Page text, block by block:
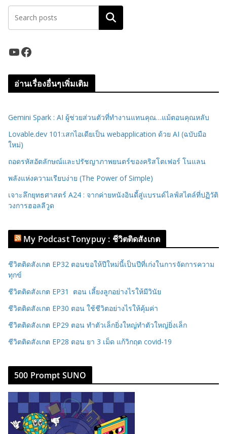
ค้นหา
YouTube Facebook
อ่านเรื่องอื่นๆเพิ่มเติม
Gemini Spark : AI ผู้ช่วยส่วนตัวที่ทำงานแทนคุณ…แม้ตอนคุณหลับ
Lovable.dev 101:เสกไอเดียเป็น webapplication ด้วย AI (ฉบับมือ
ใหม่)
ถอดรหัสอัตลักษณ์และปรัชญาภาพยนตร์ของคริสโตเฟอร์ โนแลน
พลังแห่งความเรียบง่าย (The Power of Simple)
เจาะลึกยุทธศาสตร์ A24 : จากค่ายหนังอินดี้สู่แบรนด์ไลฟ์สไตล์ที่ปฏิวัติ
วงการฮอลลีวูด
My Podcast Tonypuy : ชีวิตติดสังเกต
ชีวิตติดสังเกต EP32 ตอนขอให้ปีใหม่นี้เป็นปีที่เก่งในการจัดการความ
ทุกข์
ชีวิตติดสังเกต EP31 ตอน เลี้ยงลูกอย่างไรให้มีวินัย
ชีวิตติดสังเกต EP30 ตอน ใช้ชีวิตอย่างไรให้คุ้มค่า
ชีวิตติดสังเกต EP29 ตอน ทำตัวเล็กยิ่งใหญ่ทำตัวใหญ่ยิ่งเล็ก
ชีวิตติดสังเกต EP28 ตอน ยา 3 เม็ด แก้วิกฤต covid-19
500 Prompt SUNO